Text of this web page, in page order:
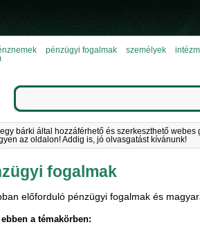
pénzügyi fogalmak személyek
bárki által hozzáférhető és szerkeszthető
az oldalon! Addig is, jó olvasgatást kívánunk!
fogalmak
előforduló pénzügyi fogalmak és
a témakörben: